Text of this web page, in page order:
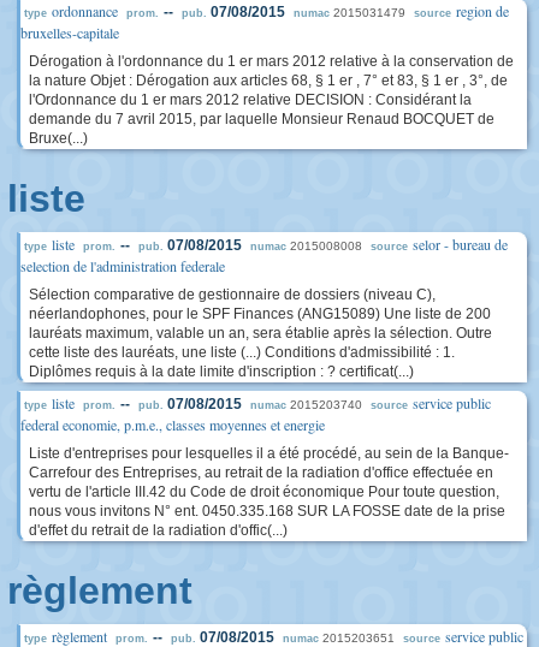
type ordonnance prom. -- pub. 07/08/2015 numac 2015031479 source region de
bruxelles-capitale
Dérogation à l'ordonnance du 1 er mars 2012 relative à la conservation de
la nature Objet : Dérogation aux articles 68, § 1 er , 7° et 83, § 1 er , 3°, de
l'Ordonnance du 1 er mars 2012 relative DECISION : Considérant la
demande du 7 avril 2015, par laquelle Monsieur Renaud BOCQUET de
Bruxe(...)
liste
type liste prom. -- pub. 07/08/2015 numac 2015008008 source selor - bureau de
selection de l'administration federale
Sélection comparative de gestionnaire de dossiers (niveau C),
néerlandophones, pour le SPF Finances (ANG15089) Une liste de 200
lauréats maximum, valable un an, sera établie après la sélection. Outre
cette liste des lauréats, une liste (...) Conditions d'admissibilité : 1.
Diplômes requis à la date limite d'inscription : ? certificat(...)
type liste prom. -- pub. 07/08/2015 numac 2015203740 source service public
federal economie, p.m.e., classes moyennes et energie
Liste d'entreprises pour lesquelles il a été procédé, au sein de la Banque-
Carrefour des Entreprises, au retrait de la radiation d'office effectuée en
vertu de l'article III.42 du Code de droit économique Pour toute question,
nous vous invitons N° ent. 0450.335.168 SUR LA FOSSE date de la prise
d'effet du retrait de la radiation d'offic(...)
règlement
type règlement prom. -- pub. 07/08/2015 numac 2015203651 source service public